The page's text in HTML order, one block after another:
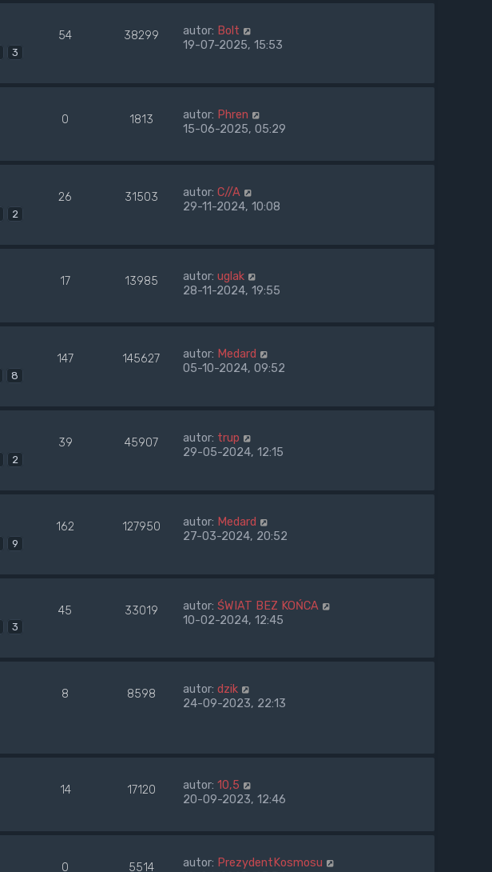
3
54 38299 autor: Bolt
19-07-2025, 15:53
0 1813 autor: Phren
15-06-2025, 05:29
2
26 31503 autor: C//A
29-11-2024, 10:08
17 13985 autor: uglak
28-11-2024, 19:55
8
147 145627 autor: Medard
05-10-2024, 09:52
2
39 45907 autor: trup
29-05-2024, 12:15
9
162 127950 autor: Medard
27-03-2024, 20:52
3
45 33019 autor: ŚWIAT BEZ KOŃCA
10-02-2024, 12:45
8 8598 autor: dzik
24-09-2023, 22:13
14 17120 autor: 10,5
20-09-2023, 12:46
0 5514 autor: PrezydentKosmosu